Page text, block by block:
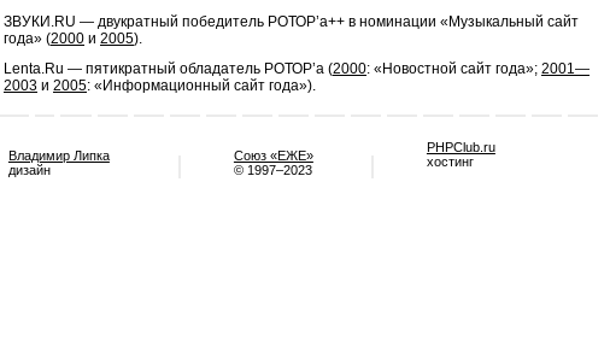
ЗВУКИ.RU — двукратный победитель РОТОР’a++ в номинации «Музыкальный сайт
года» (2000 и 2005).
Lenta.Ru — пятикратный обладатель РОТОР’a (2000: «Новостной сайт года»; 2001—
2003 и 2005: «Информационный сайт года»).
Владимир Липка
дизайн
Союз «ЕЖЕ»
© 1997–2023
PHPClub.ru
хостинг